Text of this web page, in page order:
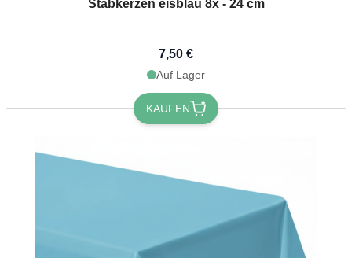
Stabkerzen eisblau 8x - 24 cm
7,50 €
Auf Lager
KAUFEN